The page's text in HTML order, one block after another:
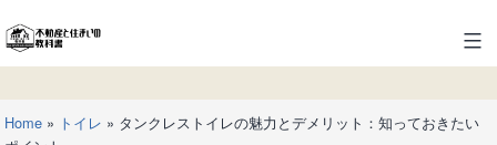
ン
テ
ツ
不
動
産
と
Home» トイレ » タンクレストイレの魅力とデメリット：知っておきたい